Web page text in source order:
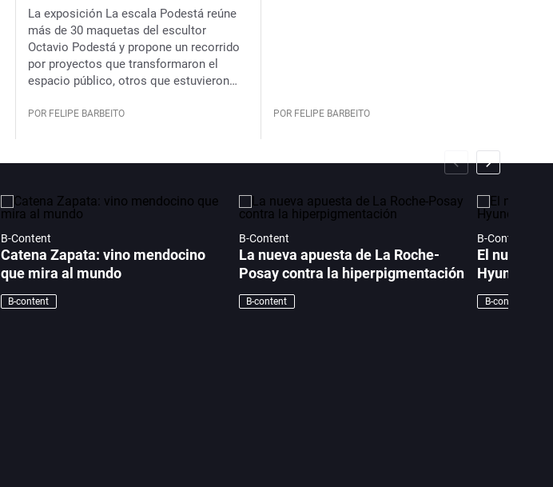
La exposición La escala Podestá reúne
más de 30 maquetas del escultor
Octavio Podestá y propone un recorrido
por proyectos que transformaron el
espacio público, otros que estuvieron
permanecen como ideas
POR FELIPE BARBEITO POR FELIPE BARBEITO
B-Content
Catena Zapata: vino mendocino
que mira al mundo
B-content
B-Content
La nueva apuesta de La Roche-
Posay contra la hiperpigmentación
B-content
B-Content
El nuevo
Hyundai
B-content